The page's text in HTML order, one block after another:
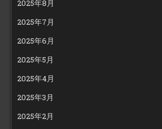
2025年8月
2025年7月
2025年6月
2025年5月
2025年4月
2025年3月
2025年2月